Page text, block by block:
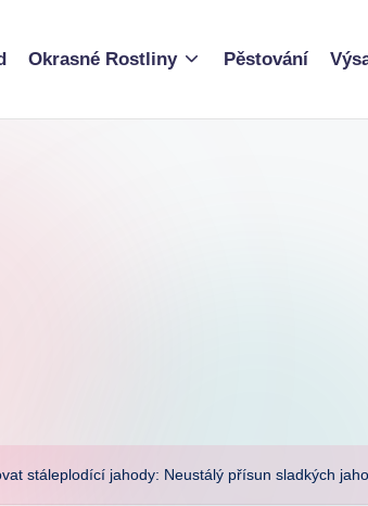
Okrasné Rostliny Pěstování
stáleplodící jahody: Neustálý přísun sladkých